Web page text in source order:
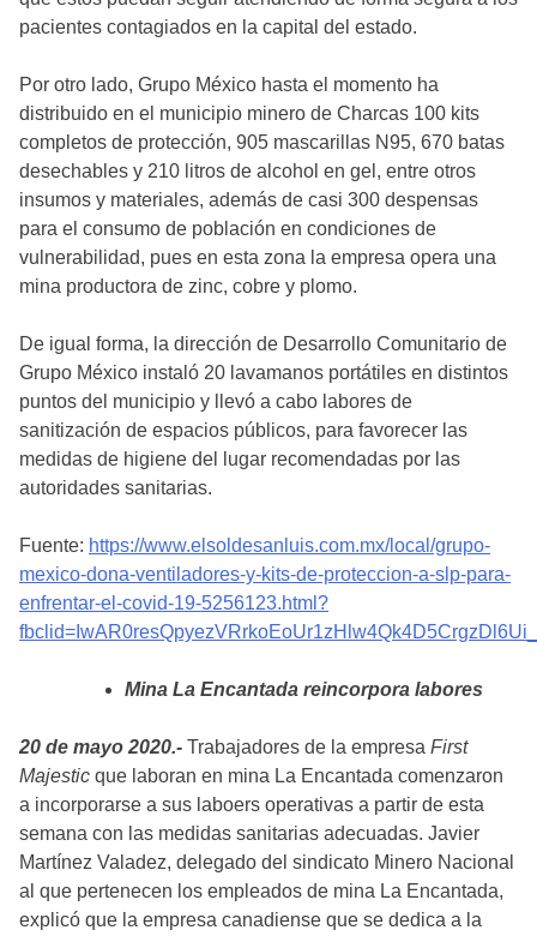
pacientes contagiados en la capital del estado.
Por otro lado, Grupo México hasta el momento ha
distribuido en el municipio minero de Charcas 100 kits
completos de protección, 905 mascarillas N95, 670 batas
desechables y 210 litros de alcohol en gel, entre otros
insumos y materiales, además de casi 300 despensas
para el consumo de población en condiciones de
vulnerabilidad, pues en esta zona la empresa opera una
mina productora de zinc, cobre y plomo.
De igual forma, la dirección de Desarrollo Comunitario de
Grupo México instaló 20 lavamanos portátiles en distintos
puntos del municipio y llevó a cabo labores de
sanitización de espacios públicos, para favorecer las
medidas de higiene del lugar recomendadas por las
autoridades sanitarias.
Fuente: https://www.elsoldesanluis.com.mx/local/grupo-
mexico-dona-ventiladores-y-kits-de-proteccion-a-slp-para-
enfrentar-el-covid-19-5256123.html?
Mina La Encantada reincorpora labores
20 de mayo 2020.- Trabajadores de la empresa First
Majestic que laboran en mina La Encantada comenzaron
a incorporarse a sus laboers operativas a partir de esta
semana con las medidas sanitarias adecuadas. Javier
Martínez Valadez, delegado del sindicato Minero Nacional
al que pertenecen los empleados de mina La Encantada,
explicó que la empresa canadiense que se dedica a la